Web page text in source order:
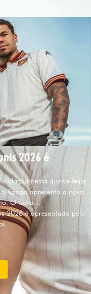
2026 é
nesta quinta-feira
Kappa apresenta a nova
O novo…
2026 é apresentada pela